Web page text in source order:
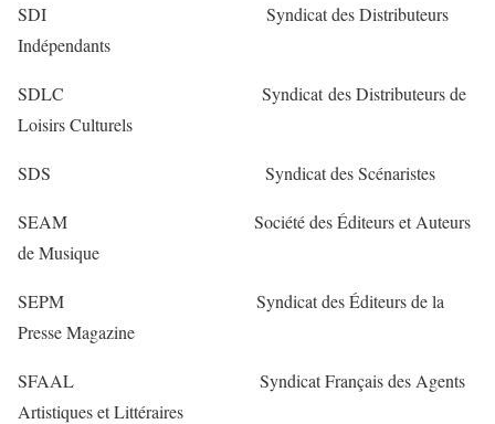
SDI Syndicat des Distributeurs
Indépendants
SDLC Syndicat des Distributeurs de
Loisirs Culturels
SDS Syndicat des Scénaristes
SEAM Société des Éditeurs et Auteurs
de Musique
SEPM Syndicat des Éditeurs de la
Presse Magazine
SFAAL Syndicat Français des Agents
Artistiques et Littéraires